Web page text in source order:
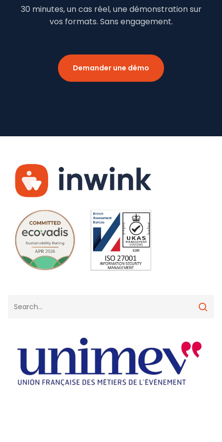
30 minutes, un cas réel, une démonstration sur
vos formats. Sans engagement.
Demander une démo